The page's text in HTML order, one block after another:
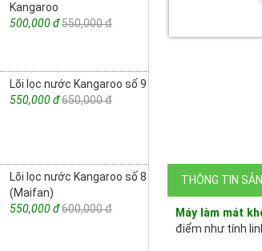
THÔNG TIN
Máy làm mát
điểm như tính
Kangaroo
500,000 đ550,000 đ
Lõi lọc nước Kangaroo số 9
550,000 đ650,000 đ
Lõi lọc nước Kangaroo số 8
(Maifan)
550,000 đ600,000 đ